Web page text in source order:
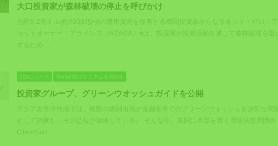
大口投資家が森林破壊の停止を呼びかけ
合計9.2兆ドル(約1300兆円)の運用資産を保有する機関投資家からなるネット・ゼロ・ア
セットオーナー・アラインス（NZAOA）※は、投資家が投資活動を通じて森林破壊を阻止
するため ...
ESGニュース ThinkESGプレミアム会員限定
投資家グループ、グリーンウオッシュガイドを公開
アジア太平洋地域では、複数の規制当局が金融業界でのグリーンウォッシュを深刻な問題
として指摘し、その監視が加速している。 そんな中、英国に本部を置く環境法慈善団体
ClientEart ...